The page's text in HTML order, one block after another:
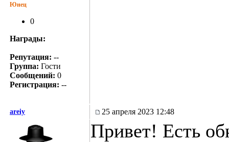
Юнец
0
Награды:
Репутация: --
Группа: Гости
Сообщений: 0
Регистрация: --
areiy 25 апреля 2023 12:48
Привет! Есть